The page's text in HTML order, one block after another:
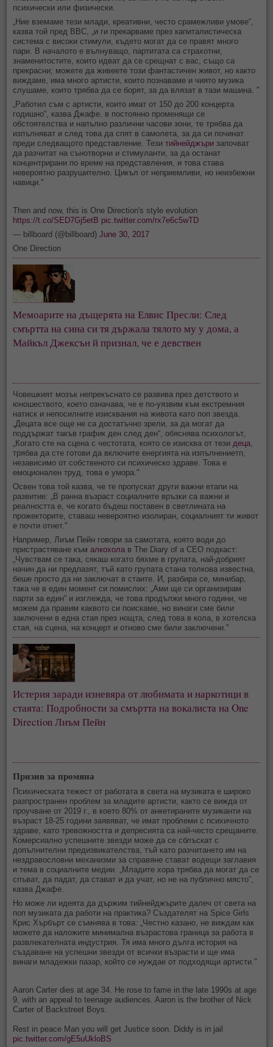
психически или физически.
„Ние вземаме тези млади, креативни, често срамежливи умове“,
казва той пред BBC, „и ги прекарваме през капиталистическа
система с високи стимули, където могат да се правят много
пари. В началото е вълнуващо, партитата са страхотни,
знаменитостите, които идват да се срещнат с вас, също са
прекрасни; можете да живеете този фантастичен живот, но както
виждаме, има много артисти, които познаваме и чиято музика
слушаме, които трябва да се борят, за да влязат в тази машина. "
„Работил съм с артисти, които имат от 150 до 200 концерта
годишно“, казва Джафе. в постоянно променящи се
обстоятелства и напълно различни часови зони, те трябва да
изпълняват и след това да спят в самолета, за да си починат
преди следващото представление. Тезитийнейджъри започват
да разчитат на сънотворни и стимуланти, за да останат
концентрирани по време на представления, и това става
невероятно разрушително. Цикъл от неприемливи, но неизбежни
навици."
Then and now, this is One Direction's style evolution
https://t.co/SED7Gj5etB pic.twitter.com/rx7e6c5wTD
— billboard (@billboard)June 30, 2017
One Direction
Мемоарите на дъщерята на Елвис Пресли: След
смъртта на сина си тя държала тялото му у дома, а
Майкъл Джексън й признал, че е девствен
Човешкият мозък непрекъснато се развива през детството и
юношеството, което означава, че е по-уязвим към екстремния
натиск и непосилните изисквания на живота като поп звезда.
„Децата все още не са достатъчно зрели, за да могат да
поддържат такъв график ден след ден“, обяснява психологът,
„Когато сте на сцена с честотата, която се изисква от тези деца
трябва да сте готови да включите енергията на изпълнениетп,
независимо от собственото си психическо здраве. Това е
емоционален труд, това е умора."
Освен това той казва, че те пропускат други важни етапи на
развитие: „В ранна възраст социалните връзки са важни и
реалността е, че когато бъдеш поставен в светлината на
прожекторите, ставаш невероятно изолиран, социалният ти живот
е почти отнет."
Например, Лиъм Пейн говори за самотата, която води до
пристрастяване къмалкохола в The Diary of a CEO подкаст:
„Чувствам се така, сякаш когато бяхме в групата, най-добрият
начин да ни предпазят, тъй като групата стана толкова известна,
беше просто да ни заключат в стаите. И, разбира се, минибар,
така че в един момент си помислих: „Ами ще си организирам
парти за един“ и изглежда, че това продължи много години, че
можем да правим каквото си поискаме, но винаги сме били
заключени в една стая през нощта, след това в кола, в хотелска
стая, на сцена, на концерт и отново сме били заключени."
Истерия заради изневяра от любимата и наркотици в
стаята: Подробности за смъртта на вокалиста на One
Direction Лиъм Пейн
Призив за промяна
Психическата тежест от работата в света на музиката е широко
разпространен проблем за младите артисти, както се вижда от
проучване от 2019 г., в което 80% от анкетираните музиканти на
възраст 18-25 години заявяват, че имат проблеми с психичното
здраве, като тревожността и депресията са най-често срещаните.
Комерсиално успешните звезди може да се сблъскат с
допълнителни предизвикателства, тъй като разчитането им на
нездравословни механизми за справяне стават водещи заглавия
и тема в социалните медии. „Младите хора трябва да могат да се
спъват, да падат, да стават и да учат, но не на публично място“,
казва Джафе.
Но може ли идеята да държим тийнейджърите далеч от света на
поп музиката да работи на практика? Създателят на Spice Girls
Крис Хърбърт се съмнява в това: „Честно казано, не виждам как
можете да наложите минимална възрастова граница за работа в
развлекателната индустрия. Тя има много дълга история на
създаване на успешни звезди от всички възрасти и ще има
винаги младежки пазар, който се нуждае от подходящи артисти."
Aaron Carter dies at age 34. He rose to fame in the late 1990s at age
9, with an appeal to teenage audiences. Aaron is the brother of Nick
Carter of Backstreet Boys.
Rest in peace Man you will get Justice soon. Diddy is in jail
pic.twitter.com/gE5uUkloBS